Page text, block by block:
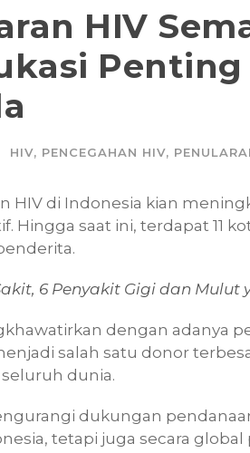
HIV
Penting
HIV, PENCEGAHAN HIV,
HIV di Indonesia kian
Hingga saat ini, terdapat 11
6 Penyakit Gigi dan
dengan adanya
salah satu donor
dunia.
dukungan
tetapi juga secara